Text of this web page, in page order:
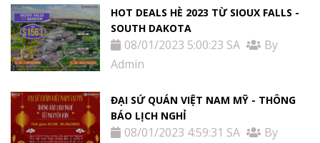
HOT DEALS HÈ 2023 TỪ SIOUX FALLS -
SOUTH DAKOTA
08/01/2023 5:00:23 SA
By
Admin
ĐẠI SỨ QUÁN VIỆT NAM MỸ - THÔNG
BÁO LỊCH NGHỈ
08/01/2023 4:59:31 SA
By